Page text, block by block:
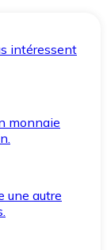
intéressent
monnaie
une autre